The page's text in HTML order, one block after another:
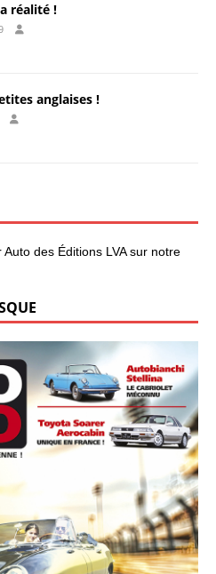
réalité !
anglaises !
des Éditions LVA sur notre